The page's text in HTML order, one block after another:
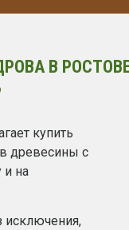
В
купить
древесины с
и на
исключения,